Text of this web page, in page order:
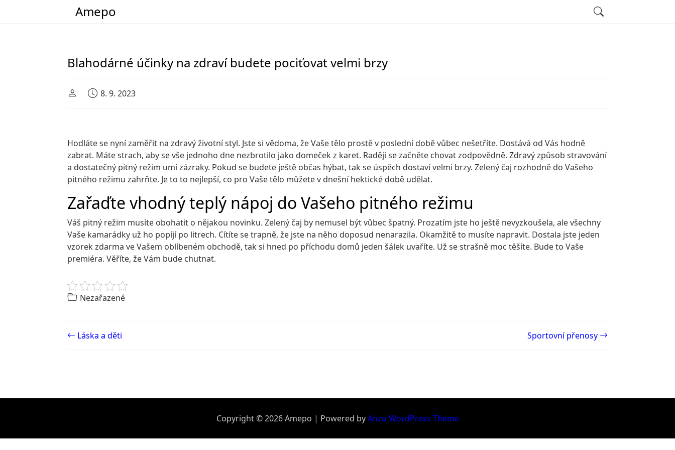
Main Navigation
Amepo
Blahodárné účinky na zdraví budete pociťovat velmi brzy
8. 9. 2023
Hodláte se nyní zaměřit na zdravý životní styl. Jste si vědoma, že Vaše tělo prostě v poslední době vůbec nešetříte. Dostává od Vás hodně
zabrat. Máte strach, aby se vše jednoho dne nezbrotilo jako domeček z karet. Raději se začněte chovat zodpovědně. Zdravý způsob stravování
a dostatečný pitný režim umí zázraky. Pokud se budete ještě občas hýbat, tak se úspěch dostaví velmi brzy. Zelený čaj rozhodně do Vašeho
pitného režimu zahrňte. Je to to nejlepší, co pro Vaše tělo můžete v dnešní hektické době udělat.
Zařaďte vhodný teplý nápoj do Vašeho pitného režimu
Váš pitný režim musíte obohatit o nějakou novinku. Zelený čaj by nemusel být vůbec špatný. Prozatím jste ho ještě nevyzkoušela, ale všechny
Vaše kamarádky už ho popíjí po litrech. Cítíte se trapně, že jste na něho doposud nenarazila. Okamžitě to musíte napravit. Dostala jste jeden
vzorek zdarma ve Vašem oblíbeném obchodě, tak si hned po příchodu domů jeden šálek uvaříte. Už se strašně moc těšíte. Bude to Vaše
premiéra. Věříte, že Vám bude chutnat.
Nezařazené
Post navigation
Láska a děti Sportovní přenosy
Copyright © 2026 Amepo | Powered byAnzu WordPress Theme